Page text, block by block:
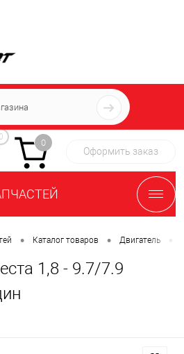
+7 (939) 716-10-06
пн-пт 7:00-16:00 МСК
0
0
Оформить заказ
• Каталог товаров • Двигатель
1,8 - 9.7/7.9